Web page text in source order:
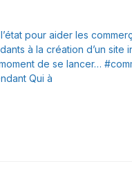
pour aider les
à la création d’un site
de se lancer…
Qui à